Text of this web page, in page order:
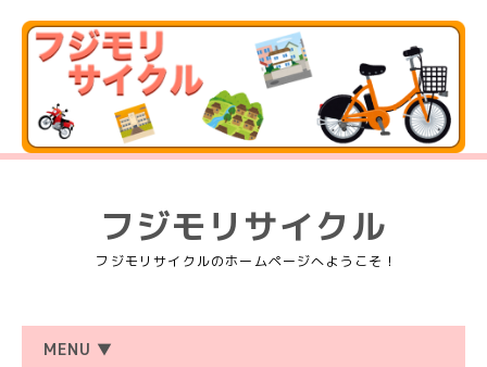
フジモリサイクル
フジモリサイクルのホームページへようこそ！
MENU ▼